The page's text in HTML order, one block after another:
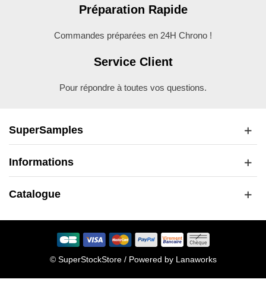
Préparation Rapide
Commandes préparées en 24H Chrono !
Service Client
Pour répondre à toutes vos questions.
SuperSamples
Informations
Catalogue
© SuperStockStore / Powered by Lanaworks